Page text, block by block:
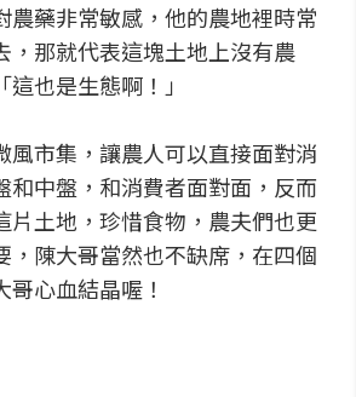
農藥非常敏感，他的農地裡時常
，那就代表這塊土地上沒有農
也是生態啊！」
風市集，讓農人可以直接面對消
和中盤，和消費者面對面，反而
片土地，珍惜食物，農夫們也更
，陳大哥當然也不缺席，在四個
心血結晶喔！